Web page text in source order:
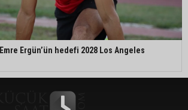
Ergün’ün hedefi 2028 Los Angeles